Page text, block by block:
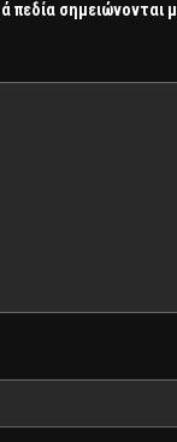
πεδία σημειώνονται